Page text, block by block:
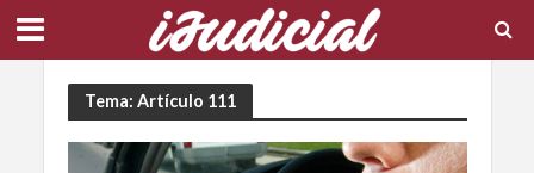
Tema: Artículo 111